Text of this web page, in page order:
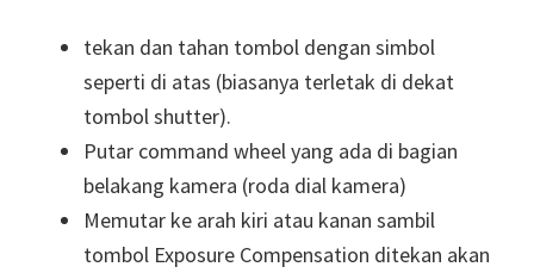
tekan dan tahan tombol dengan simbol
seperti di atas (biasanya terletak di dekat
tombol shutter).
Putar command wheel yang ada di bagian
belakang kamera (roda dial kamera)
Memutar ke arah kiri atau kanan sambil
tombol Exposure Compensation ditekan akan